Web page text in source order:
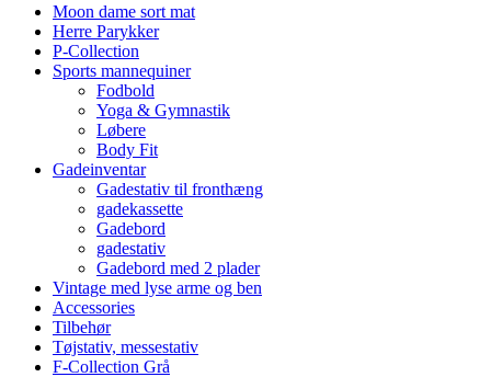
Moon dame sort mat
Herre Parykker
P-Collection
Sports mannequiner
Fodbold
Yoga & Gymnastik
Løbere
Body Fit
Gadeinventar
Gadestativ til fronthæng
gadekassette
Gadebord
gadestativ
Gadebord med 2 plader
Vintage med lyse arme og ben
Accessories
Tilbehør
Tøjstativ, messestativ
F-Collection Grå